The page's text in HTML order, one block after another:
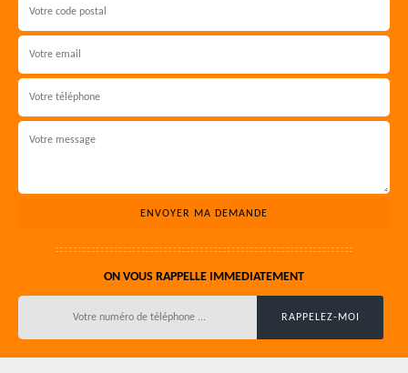
ON VOUS RAPPELLE IMMEDIATEMENT